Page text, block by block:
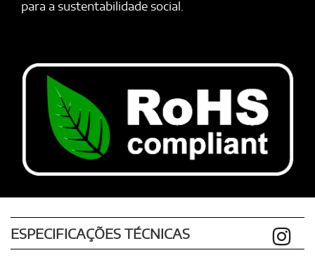
para a sustentabilidade social.
ESPECIFICAÇÕES TÉCNICAS